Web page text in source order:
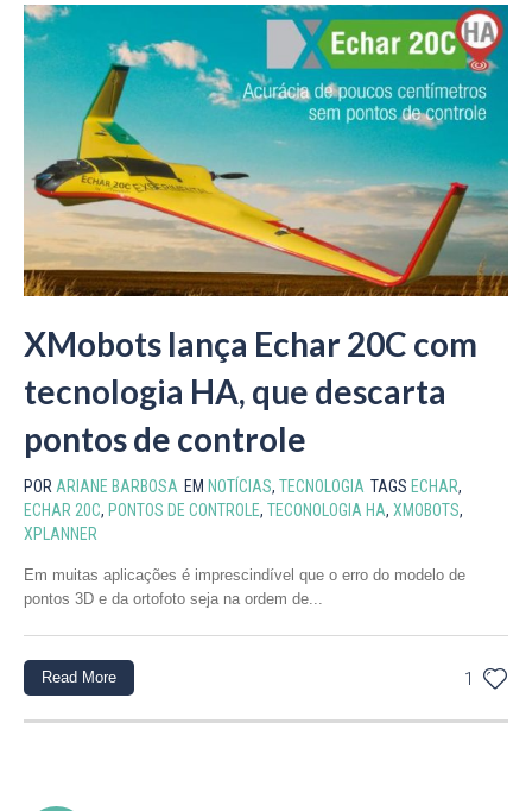
XMobots lança Echar 20C com
tecnologia HA, que descarta
pontos de controle
POR ARIANE BARBOSA EM NOTÍCIAS, TECNOLOGIA TAGS ECHAR,
ECHAR 20C, PONTOS DE CONTROLE, TECONOLOGIA HA, XMOBOTS,
XPLANNER
Em muitas aplicações é imprescindível que o erro do modelo de
pontos 3D e da ortofoto seja na ordem de...
1
Read More